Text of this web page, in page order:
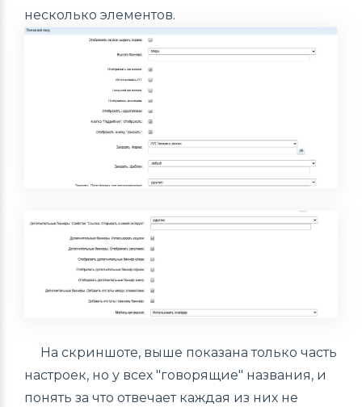
несколько элементов.
На скриншоте, выше показана только часть
настроек, но у всех "говорящие" названия, и
понять за что отвечает каждая из них не